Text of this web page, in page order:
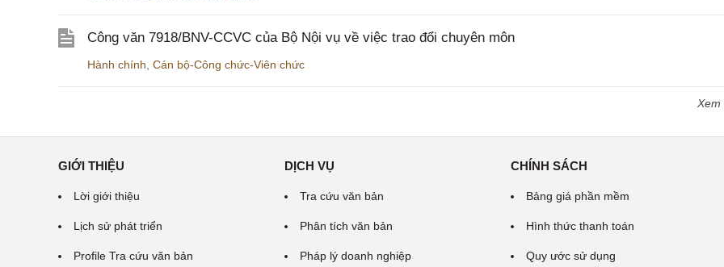
Công văn 7918/BNV-CCVC của Bộ Nội vụ về việc trao đổi chuyên môn
Hành chính Cán bộ-Công chức-Viên chức
Xem
GIỚI THIỆU
Lời giới thiệu
Lịch sử phát triển
Profile Tra cứu văn bản
DỊCH VỤ
Tra cứu văn bản
Phân tích văn bản
Pháp lý doanh nghiệp
CHÍNH SÁCH
Bảng giá phần mềm
Hình thức thanh toán
Quy ước sử dụng